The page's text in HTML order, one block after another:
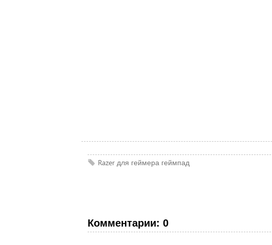
Razer для геймера геймпад
Комментарии: 0